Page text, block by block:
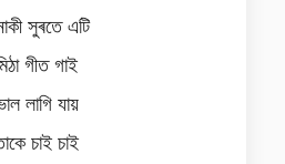
সুৰতে এটি
গীত গাই
লাগি যায়
চাই চাই